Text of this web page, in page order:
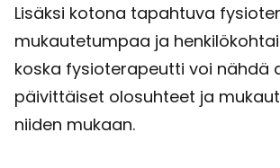
Lisäksi kotona tapahtuva
mukautetumpaa ja
koska fysioterapeutti voi nähdä
päivittäiset olosuhteet ja
niiden mukaan.